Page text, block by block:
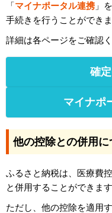
「マイナポータル連携 」
手続きを行うことができま
詳細は各ページをご確認く
確
マイナポ
他の控除との併用に
ふるさと納税は、医療費
と併用することができます
ただし、他の控除を適用